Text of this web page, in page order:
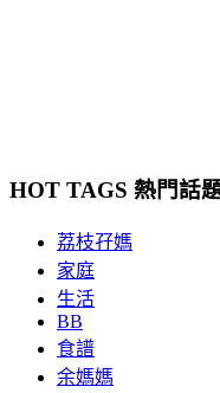
HOT TAGS 熱門話
荔枝孖媽
家庭
生活
BB
食譜
余媽媽